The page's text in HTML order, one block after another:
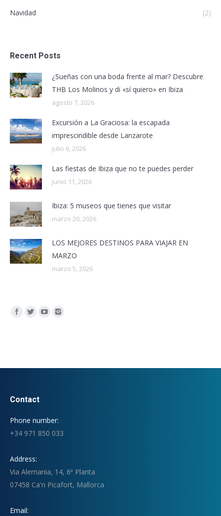
Navidad
(2)
Recent Posts
¿Sueñas con una boda frente al mar? Descubre
THB Los Molinos y di «sí quiero» en Ibiza
agosto 7, 2026
Excursión a La Graciosa: la escapada
imprescindible desde Lanzarote
julio 6, 2026
Las fiestas de Ibiza que no te puedes perder
junio 11, 2026
Ibiza: 5 museos que tienes que visitar
marzo 20, 2026
LOS MEJORES DESTINOS PARA VIAJAR EN
MARZO
marzo 5, 2026
Encuéntranos en:
Contact
Phone number:
+34 971 850 033
Address:
Via Alemania, 14, 6ª Planta
07458 Ca'n Picafort, Mallorca
Email: